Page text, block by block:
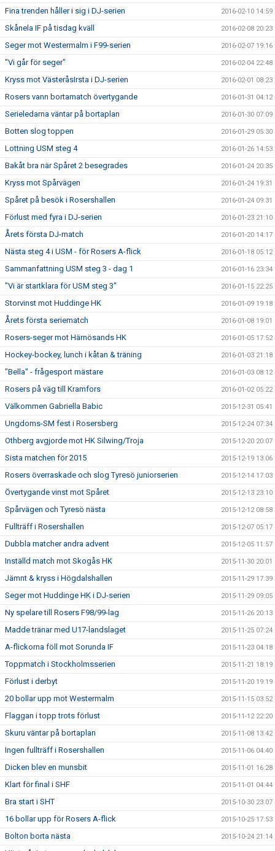
Fina trenden håller i sig i DJ-serien 2016-02-10 14:59
Skånela IF på tisdag kväll 2016-02-08 20:23
Seger mot Westermalm i F99-serien 2016-02-07 19:16
"Vi går för seger" 2016-02-04 22:48
Kryss mot VästeråsIrsta i DJ-serien 2016-02-01 08:23
Rosers vann bortamatch övertygande 2016-01-31 04:12
Serieledarna väntar på bortaplan 2016-01-30 07:09
Botten slog toppen 2016-01-29 05:30
Lottning USM steg 4 2016-01-26 14:53
Bakåt bra när Spåret 2 besegrades 2016-01-24 20:35
Kryss mot Spårvägen 2016-01-24 19:31
Spåret på besök i Rosershallen 2016-01-24 09:31
Förlust med fyra i DJ-serien 2016-01-23 21:10
Årets första DJ-match 2016-01-20 14:17
Nästa steg 4 i USM - för Rosers A-flick 2016-01-18 05:12
Sammanfattning USM steg 3 - dag 1 2016-01-16 23:34
"Vi är startklara för USM steg 3" 2016-01-15 22:25
Storvinst mot Huddinge HK 2016-01-09 19:18
Årets första seriematch 2016-01-08 19:01
Rosers-seger mot Härnösands HK 2016-01-05 17:52
Hockey-bockey, lunch i kåtan & träning 2016-01-03 21:18
"Bella" - frågesport mästare 2016-01-03 08:12
Rosers på väg till Kramfors 2016-01-02 05:22
Välkommen Gabriella Babic 2015-12-31 05:41
Ungdoms-SM fest i Rosersberg 2015-12-24 07:34
Othberg avgjorde mot HK Silwing/Troja 2015-12-20 20:07
Sista matchen för 2015 2015-12-19 13:06
Rosers överraskade och slog Tyresö juniorserien 2015-12-14 17:03
Övertygande vinst mot Spåret 2015-12-13 23:10
Spårvägen och Tyresö nästa 2015-12-12 08:58
Fullträff i Rosershallen 2015-12-07 05:17
Dubbla matcher andra advent 2015-12-05 11:57
Inställd match mot Skogås HK 2015-11-30 20:01
Jämnt & kryss i Högdalshallen 2015-11-29 17:39
Seger mot Huddinge HK i DJ-serien 2015-11-29 09:05
Ny spelare till Rosers F98/99-lag 2015-11-26 20:13
Madde tränar med U17-landslaget 2015-11-25 07:24
A-flickorna föll mot Sorunda IF 2015-11-23 04:18
Toppmatch i Stockholmsserien 2015-11-21 18:19
Förlust i derbyt 2015-11-20 19:19
20 bollar upp mot Westermalm 2015-11-15 03:52
Flaggan i topp trots förlust 2015-11-12 22:20
Skuru väntar på bortaplan 2015-11-08 13:42
Ingen fullträff i Rosershallen 2015-11-06 04:40
Dicken blev en munsbit 2015-11-01 16:28
Klart för final i SHF 2015-11-01 04:44
Bra start i SHT 2015-10-30 23:07
16 bollar upp för Rosers A-flick 2015-10-25 17:53
Bolton borta nästa 2015-10-24 21:14